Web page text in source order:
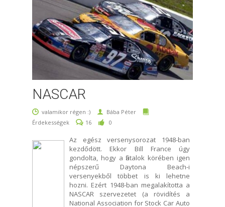
NASCAR
valamikor régen :)
Bába Péter
Érdekességek
16 0
Az egész versenysorozat 1948-ban
kezdődött. Ekkor Bill France úgy
gondolta, hogy a fiatalok körében igen
népszerű Daytona Beach-i
versenyekből többet is ki lehetne
hozni. Ezért 1948-ban megalakította a
NASCAR szervezetet (a rövidítés a
National Association for Stock Car Auto